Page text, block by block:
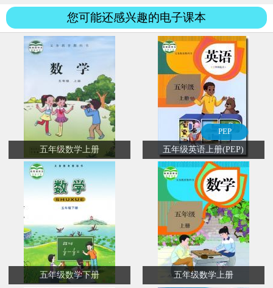
轩窗...
您可能还感兴趣的电子课本
五年级数学上册
PEP
五年级英语上册(PEP)
五年级数学下册 五年级数学上册